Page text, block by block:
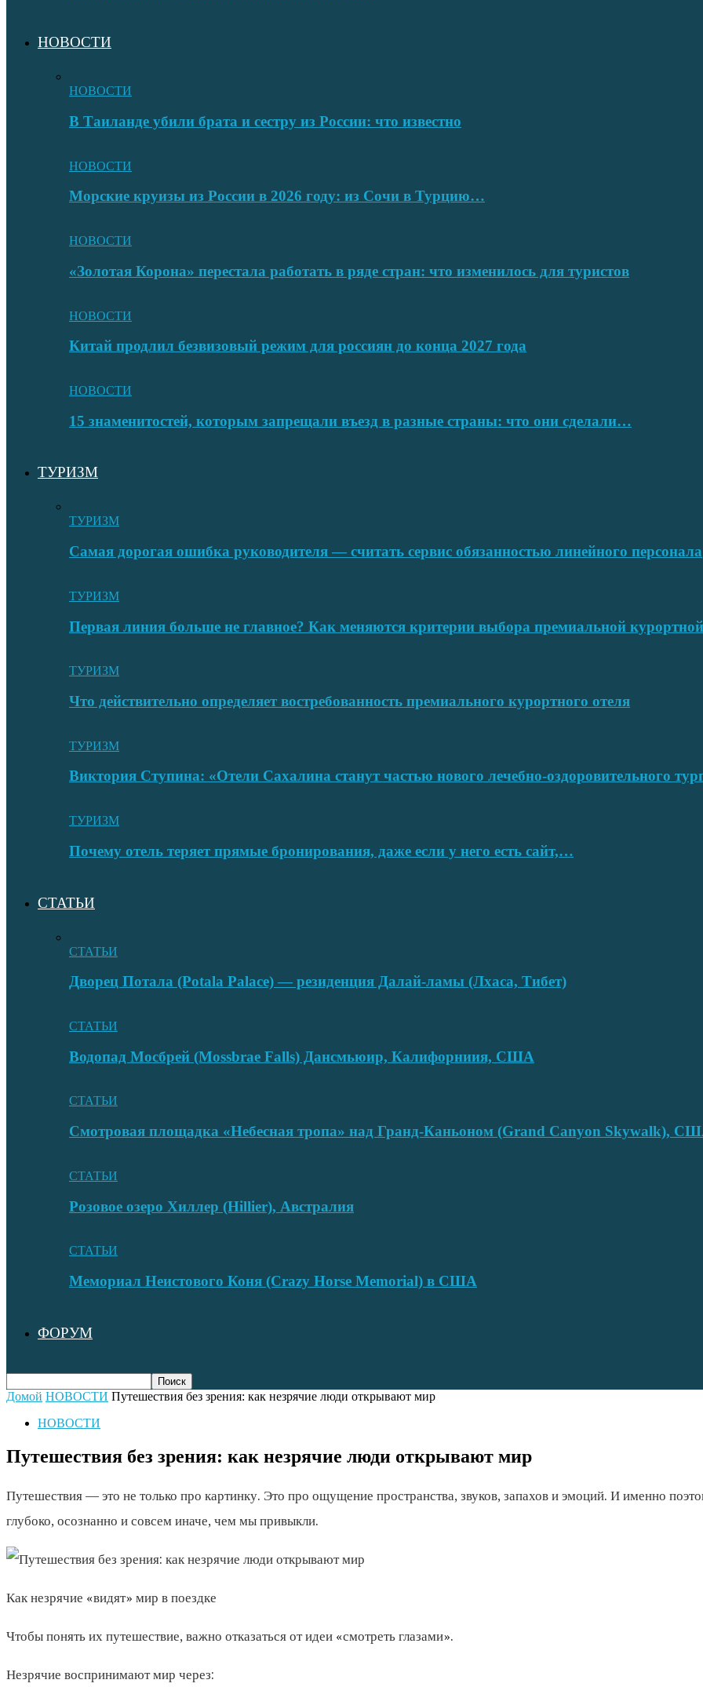
НОВОСТИ
НОВОСТИ
В Таиланде убили брата и сестру из России: что известно
НОВОСТИ
Морские круизы из России в 2026 году: из Сочи в Турцию…
НОВОСТИ
«Золотая Корона» перестала работать в ряде стран: что изменилось для туристов
НОВОСТИ
Китай продлил безвизовый режим для россиян до конца 2027 года
НОВОСТИ
15 знаменитостей, которым запрещали въезд в разные страны: что они сделали…
ТУРИЗМ
ТУРИЗМ
Самая дорогая ошибка руководителя — считать сервис обязанностью линейного персонала
ТУРИЗМ
Первая линия больше не главное? Как меняются критерии выбора премиальной
ТУРИЗМ
Что действительно определяет востребованность премиального курортного отеля
ТУРИЗМ
Виктория Ступина: «Отели Сахалина станут частью нового лечебно-оздоровительного
ТУРИЗМ
Почему отель теряет прямые бронирования, даже если у него есть сайт,…
СТАТЬИ
СТАТЬИ
Дворец Потала (Potala Palace) — резиденция Далай-ламы (Лхаса, Тибет)
СТАТЬИ
Водопад Мосбрей (Mossbrae Falls) Дансмьюир, Калифорниия, США
СТАТЬИ
Смотровая площадка «Небесная тропа» над Гранд-Каньоном (Grand Canyon Skywalk),
СТАТЬИ
Розовое озеро Хиллер (Hillier), Австралия
СТАТЬИ
Мемориал Неистового Коня (Crazy Horse Memorial) в США
ФОРУМ
Домой НОВОСТИ Путешествия без зрения: как незрячие люди открывают мир
НОВОСТИ
Путешествия без зрения: как незрячие люди открывают мир
Путешествия — это не только про картинку. Это про ощущение пространства, звуков, запахов и эмоций. И именно
глубоко, осознанно и совсем иначе, чем мы привыкли.
Как незрячие «видят» мир в поездке
Чтобы понять их путешествие, важно отказаться от идеи «смотреть глазами».
Незрячие воспринимают мир через: